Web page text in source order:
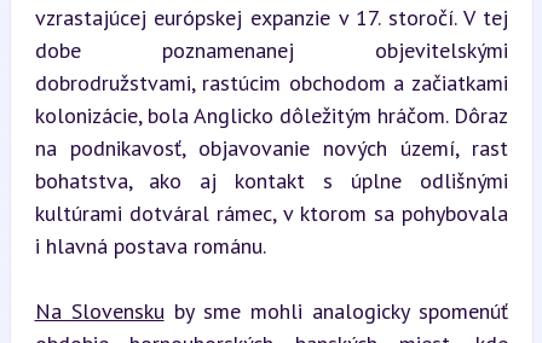
vzrastajúcej európskej expanzie v 17. storočí. V tej
dobe poznamenanej objevitelskými
dobrodružstvami, rastúcim obchodom a začiatkami
kolonizácie, bola Anglicko dôležitým hráčom. Dôraz
na podnikavosť, objavovanie nových území, rast
bohatstva, ako aj kontakt s úplne odlišnými
kultúrami dotváral rámec, v ktorom sa pohybovala
i hlavná postava románu.
Na Slovensku by sme mohli analogicky spomenúť